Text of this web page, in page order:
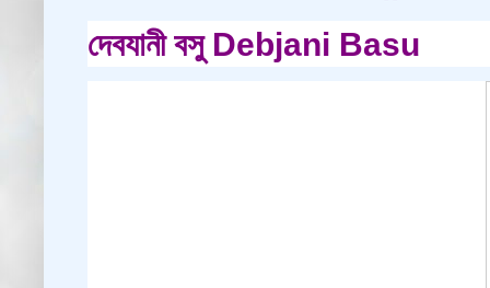
দেবযানী বসু Debjani Basu